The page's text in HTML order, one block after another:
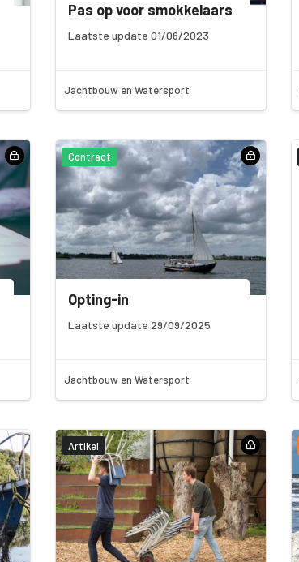
Pas op voor smokkelaars
Laatste update 01/06/2023
Jachtbouw en Watersport
Contract
Opting-in
Laatste update 29/09/2025
Jachtbouw en Watersport
Artikel